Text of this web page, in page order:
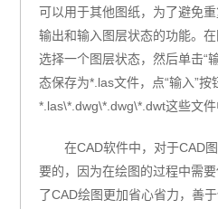
可以用于其他图纸，为了避免
输出和输入图层状态的功能。
选择一个图层状态，然后单击“
态保存为*.las文件，点“输入”按
*.las\*.dwg\*.dwg\*.dwt这些文件
在CAD软件中，对于CAD
要的，因为在绘图的过程中需
了CAD绘图更加省心省力，善